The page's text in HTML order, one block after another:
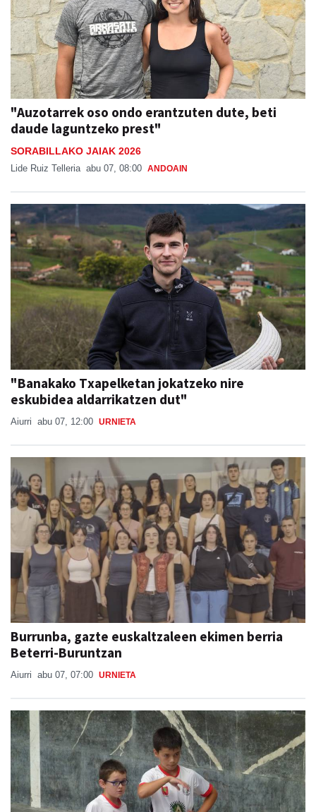
"Auzotarrek oso ondo erantzuten dute, beti
daude laguntzeko prest"
SORABILLAKO JAIAK 2026
Lide Ruiz Telleria abu 07, 08:00 ANDOAIN
"Banakako Txapelketan jokatzeko nire
eskubidea aldarrikatzen dut"
Aiurri abu 07, 12:00 URNIETA
Burrunba, gazte euskaltzaleen ekimen berria
Beterri-Buruntzan
Aiurri abu 07, 07:00 URNIETA